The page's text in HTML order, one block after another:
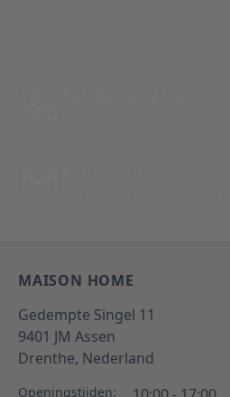
MAISON HOME
Gedempte Singel 11
9401 JM Assen
Drenthe, Nederland
Openingstijden: